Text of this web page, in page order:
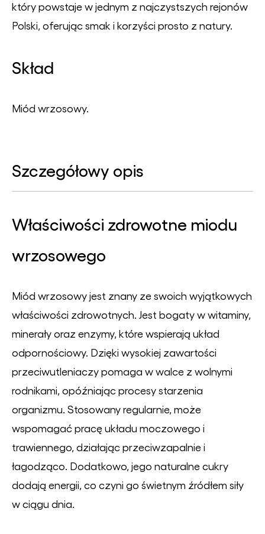
który powstaje w jednym z najczystszych rejonów
Polski, oferując smak i korzyści prosto z natury.
Skład
Miód wrzosowy.
Szczegółowy opis
Właściwości zdrowotne miodu
wrzosowego
Miód wrzosowy jest znany ze swoich wyjątkowych
właściwości zdrowotnych. Jest bogaty w witaminy,
minerały oraz enzymy, które wspierają układ
odpornościowy. Dzięki wysokiej zawartości
przeciwutleniaczy pomaga w walce z wolnymi
rodnikami, opóźniając procesy starzenia
organizmu. Stosowany regularnie, może
wspomagać pracę układu moczowego i
trawiennego, działając przeciwzapalnie i
łagodząco. Dodatkowo, jego naturalne cukry
dodają energii, co czyni go świetnym źródłem siły
w ciągu dnia.